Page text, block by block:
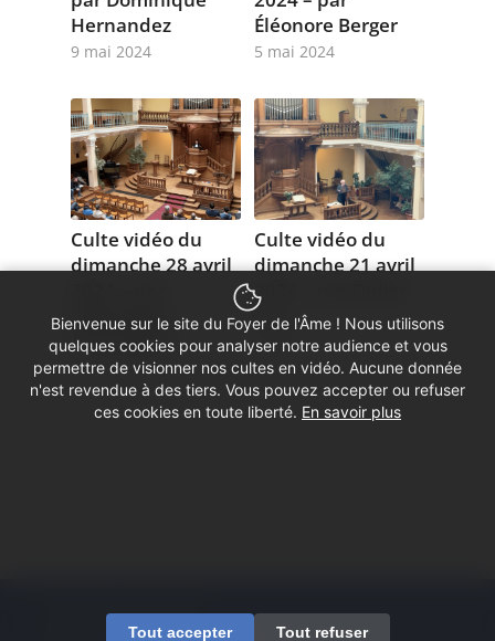
Hernandez
9 mai 2024
Éléonore Berger
5 mai 2024
Culte vidéo du
dimanche 28 avril
Dominique
Hernandez
28 avril 2024
Culte vidéo du
dimanche 21 avril
2024 – par Didier
You
21 avril 2024
Mentions légales
Contactez-nous
Bienvenue sur le site du Foyer de l'Âme ! Nous utilisons
quelques cookies pour analyser notre audience et vous
permettre de visionner nos cultes en vidéo. Aucune donnée
n'est revendue à des tiers. Vous pouvez accepter ou refuser
ces cookies en toute liberté. En savoir plus
Tout accepter Tout refuser